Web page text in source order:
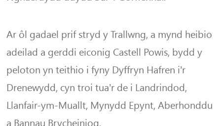
Ar ôl gadael prif stryd y Trallwng, a mynd heibio
adeilad a gerddi eiconig Castell Powis, bydd y
peloton yn teithio i fyny Dyffryn Hafren i’r
Drenewydd, cyn troi tua’r de i Landrindod,
Llanfair-ym-Muallt, Mynydd Epynt, Aberhonddu
a Bannau Brycheiniog.